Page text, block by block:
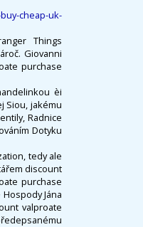
cheap-uk-
Things
Giovanni
purchase
èi
Siou, jakému
Radnice
Dotyku
tedy ale
discount
purchase
Jána
valproate